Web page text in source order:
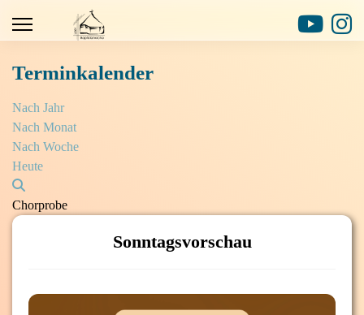
Terminkalender
Nach Jahr
Nach Monat
Nach Woche
Heute
Chorprobe
Sonntagsvorschau